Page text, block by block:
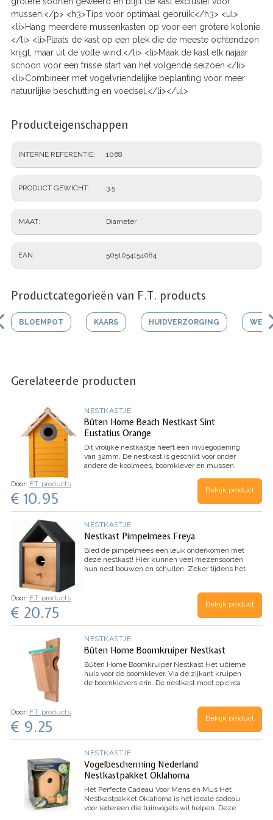
mussen.</p> <h3>Tips voor optimaal gebruik:</h3> <ul>
<li>Hang meerdere mussenkasten op voor een grotere kolonie.
</li> <li>Plaats de kast op een plek die de meeste ochtendzon
krijgt, maar uit de volle wind.</li> <li>Maak de kast elk najaar
schoon voor een frisse start van het volgende seizoen.</li>
<li>Combineer met vogelvriendelijke beplanting voor meer
natuurlijke beschutting en voedsel.</li></ul>
Producteigenschappen
INTERNE REFERENTIE 1068
PRODUCT GEWICHT 3.5
MAAT Diameter
EAN 5051054154084
Productcategorieën van F.T. products
BLOEMPOT KAARS HUIDVERZORGING
Gerelateerde producten
NESTKASTJE
Bûten Home Beach Nestkast Sint
Eustatius Orange
Dit vrolijke nestkastje heeft een invliegopening
van 32mm. De nestkast is geschikt voor onder
andere de koolmees, boomklever en mussen.
eenvoudig op te hangen aan een boom of muur.
De zijkant van de nestkast is open te maken om
Afmetingen: 24 x 18
x 15 cm
Inhoud: 1 nestkast
Door: F.T. products
€ 10.95 Bekijk product
NESTKASTJE
Nestkast Pimpelmees Freya
Bied de pimpelmees een leuk onderkomen met
deze nestkast! Hier kunnen veel mezensoorten
hun nest bouwen en schuilen. Zeker tijdens het
plaatsen help je de vogels een handje. Zo maakt
de pimpelmees maar al te graag gebruik van een
Deze nestkast heeft een strak, modern
design en is gemaakt van dik, stevig
18 x 15 x 27 centimeter.
mm groot. Aan de achterkant is een opening
zodat je het huisje eenvoudig op kunt hangen.
het kort Modern ontwerp Eenvoudig op te
hangen Geschikt voor veel mezensoorten Stevig
hout
Door: F.T. products
€ 20.75 Bekijk product
NESTKASTJE
Bûten Home Boomkruiper Nestkast
Bûten Home Boomkruiper Nestkast Het ultieme
huis voor de boomklever. Via de zijkant kruipen
de boomklevers erin. De nestkast moet op circa
Inhoud: 1x nestkast boomkruiper
Door: F.T. products
€ 9.25 Bekijk product
NESTKASTJE
Vogelbescherming Nederland
Nestkastpakket Oklahoma
Het Perfecte Cadeau Voor Mens en Mus Het
Nestkastpakket Oklahoma is hét ideale cadeau
voor iedereen die tuinvogels wil helpen. Deze